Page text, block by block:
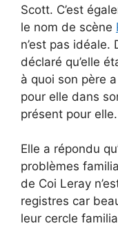
Scott. C’est
le nom de scène
n’est pas idéale.
déclaré qu’elle
à quoi son père
pour elle dans
présent pour elle.
Elle a répondu
problèmes
de Coi Leray
registres car
leur cercle